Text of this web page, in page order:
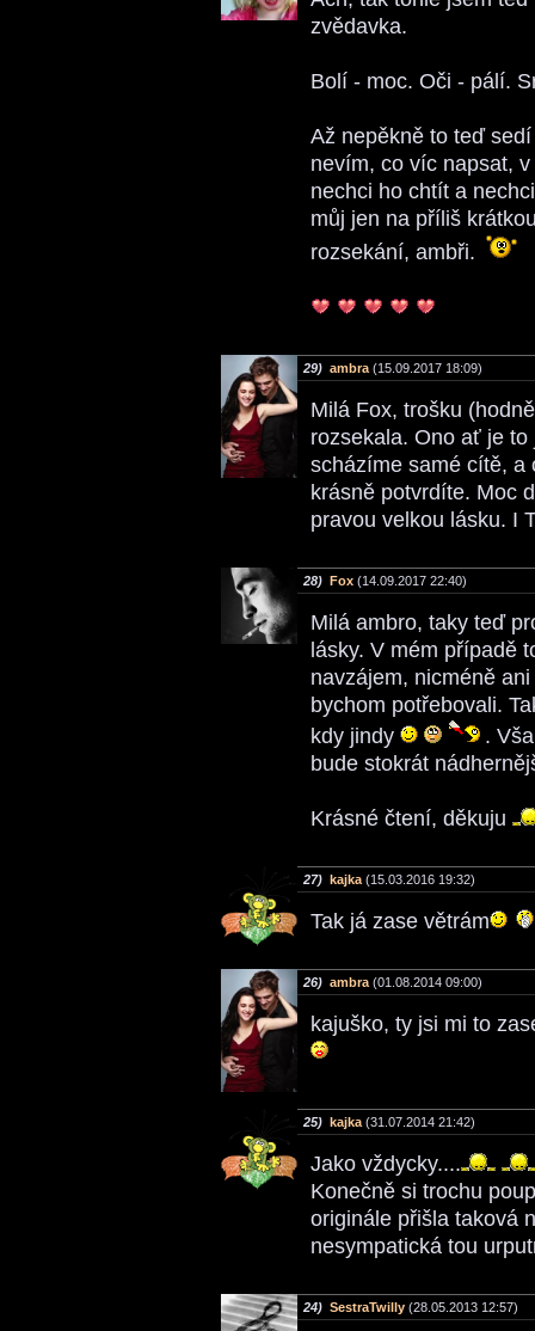
zvědavka.
Bolí - moc. Oči - pálí.
Až nepěkně to teď
nevím, co víc napsat,
nechci ho chtít a
můj jen na příliš
rozsekání, ambři.
29) ambra (15.09.2017 18:09)
Milá Fox, trošku
rozsekala. Ono ať je
scházíme samé cítě, a
krásně potvrdíte. Moc
pravou velkou lásku. I
28) Fox (14.09.2017 22:40)
Milá ambro, taky teď
lásky. V mém případě
navzájem, nicméně
bychom potřebovali.
kdy jindy
.
bude stokrát
Krásné čtení, děkuju
27) kajka (15.03.2016 19:32)
Tak já zase větrám
26) ambra (01.08.2014 09:00)
kajuško, ty jsi mi to
25) kajka (31.07.2014 21:42)
Jako vždycky....
Konečně si trochu
originále přišla taková
nesympatická tou
24) SestraTwilly (28.05.2013 12:57)